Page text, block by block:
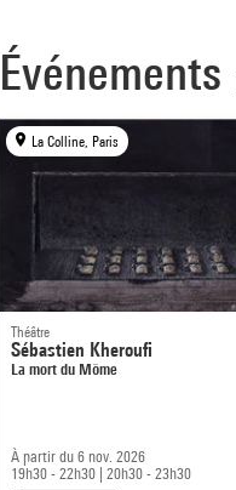
Événements
La Colline, Paris
Théâtre
Sébastien Kheroufi
La mort du Môme
À partir du 6 nov. 2026
19h30 - 22h30 20h30 - 23h30